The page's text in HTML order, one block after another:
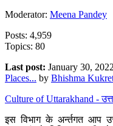
Moderator: Meena Pandey
Posts: 4,959
Topics: 80
Last post: January 30,
Places... by Bhishma
Culture of Uttarakhand -
इस विभाग के अर्न्तगत आप